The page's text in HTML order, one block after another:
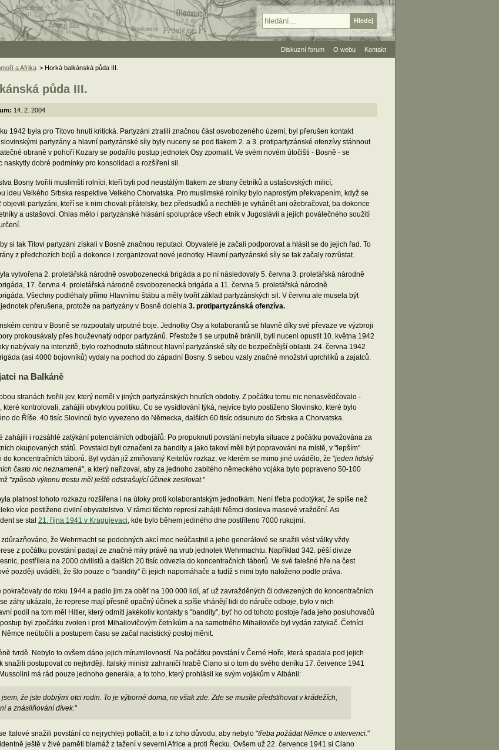
půda III.
14. 2. 2004
1942 byla pro Titovo hnutí kritická. Partyzáni ztratili značnou část osvobozeného území, byl přerušen kontakt
partyzány a hlavní partyzánské síly byly nuceny se pod tlakem 2. a 3. protipartyzánské ofenzívy stáhnout
obraně v pohoří Kozary se podařilo postup jednotek Osy zpomalit. Ve svém novém útočišti - Bosně - se
naskytly dobré podmínky pro konsolidaci a rozšíření sil.
Bosny tvořili muslimští rolníci, kteří byli pod neustálým tlakem ze strany četníků a ustašovských milicí,
ideu Velkého Srbska respektive Velkého Chorvatska. Pro muslimské rolníky bylo naprostým překvapením, když se
objevili partyzáni, kteří se k nim chovali přátelsky, bez předsudků a nechtěli je vyhánět ani ožebračovat, ba dokonce
a ustašovci. Ohlas mělo i partyzánské hlásání spolupráce všech etnik v Jugoslávii a jejich poválečného soužití
si tak Titovi partyzáni získali v Bosně značnou reputaci. Obyvatelé je začali podporovat a hlásit se do jejich řad. To
z předchozích bojů a dokonce i zorganizovat nové jednotky. Hlavní partyzánské síly se tak začaly rozrůstat.
vytvořena 2. proletářská národně osvobozenecká brigáda a po ní následovaly 5. června 3. proletářská národně
17. června 4. proletářská národně osvobozenecká brigáda a 11. června 5. proletářská národně
Všechny podléhaly přímo Hlavnímu štábu a měly tvořit základ partyzánských sil. V červnu ale musela být
přerušena, protože na partyzány v Bosně dolehla 3. protipartyzánská ofenzíva.
centru v Bosně se rozpoutaly urputné boje. Jednotky Osy a kolaborantů se hlavně díky své převaze ve výzbroji
prokousávaly přes houževnatý odpor partyzánů. Přestože ti se urputně bránili, byli nuceni opustit 10. května 1942
nabývaly na intenzitě, bylo rozhodnuto stáhnout hlavní partyzánské síly do bezpečnější oblasti. 24. června 1942
(asi 4000 bojovníků) vydaly na pochod do západní Bosny. S sebou vzaly značné množství uprchlíků a zajatců.
na Balkáně
stranách tvořili jev, který neměl v jiných partyzánských hnutích obdoby. Z počátku tomu nic nenasvědčovalo -
které kontrolovali, zahájili obvyklou politiku. Co se vysídlování týká, nejvíce bylo postiženo Slovinsko, které bylo
do Říše. 40 tisíc Slovinců bylo vyvezeno do Německa, dalších 60 tisíc odsunuto do Srbska a Chorvatska.
zahájili i rozsáhlé zatýkání potenciálních odbojářů. Po propuknutí povstání nebyla situace z počátku považována za
okupovaných států. Povstalci byli označeni za bandity a jako takoví měli být popravováni na místě, v "lepším"
do koncentračních táborů. Byl vydán již zmiňovaný Keitelův rozkaz, ve kterém se mimo jiné uvádělo, že "jeden lidský
často nic neznamená", a který nařizoval, aby za jednoho zabitého německého vojáka bylo popraveno 50-100
"způsob výkonu trestu měl ještě odstrašující účinek zesilovat."
platnost tohoto rozkazu rozšířena i na útoky proti kolaborantským jednotkám. Není třeba podotýkat, že spíše než
více postiženo civilní obyvatelstvo. V rámci těchto represí zahájili Němci doslova masové vraždění. Asi
se stal 21. října 1941 v Kragujevaci, kde bylo během jediného dne postříleno 7000 rukojmí.
že Wehrmacht se podobných akcí moc neúčastnil a jeho generálové se snažili vést války vždy
z počátku povstání padají ze značné míry právě na vrub jednotek Wehrmachtu. Například 342. pěší divize
postřílela na 2000 civilistů a dalších 20 tisíc odvezla do koncentračních táborů. Ve své falešné hře na čest
později uváděli, že šlo pouze o "bandity" či jejich napomáhače a tudíž s nimi bylo naloženo podle práva.
pokračovaly do roku 1944 a padlo jim za oběť na 100 000 lidí, ať už zavražděných či odvezených do koncentračních
záhy ukázalo, že represe mají přesně opačný účinek a spíše vhánějí lidi do náruče odboje, bylo v nich
podíl na tom měl Hitler, který odmítl jakékoliv kontakty s "bandity", byť ho od tohoto postoje řada jeho posluhovačů
byl zpočátku zvolen i proti Mihailovičovým četníkům a na samotného Mihailoviče byl vydán zatykač. Četníci
neútočili a postupem času se začal nacistický postoj měnit.
tvrdě. Nebylo to ovšem dáno jejich mírumilovností. Na počátku povstání v Černé Hoře, která spadala pod jejich
snažili postupovat co nejtvrději. Italský ministr zahraničí hrabě Ciano si o tom do svého deníku 17. července 1941
má rád pouze jednoho generála, a to toho, který prohlásil ke svým vojákům v Albánii:
že jste dobrými otci rodin. To je výborné doma, ne však zde. Zde se musíte předstihovat v krádežích,
a znásilňování dívek."
Italové snažili povstání co nejrychleji potlačit, a to i z toho důvodu, aby nebylo "třeba požádat Němce o intervenci."
ještě v živé paměti blamáž z tažení v severní Africe a proti Řecku. Ovšem už 22. července 1941 si Ciano
a Afrika > Horká balkánská půda III.
Diskuzní forum O webu Kontakt